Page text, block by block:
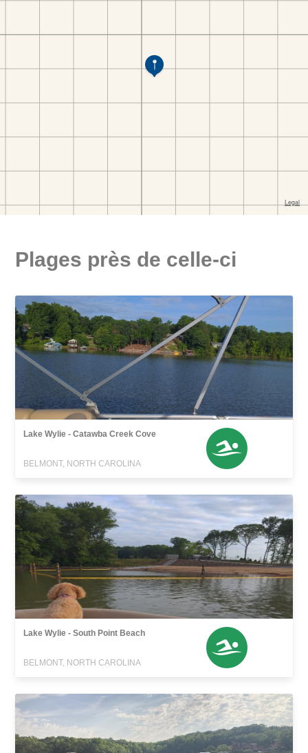
Plages près de celle-ci
Lake Wylie - Catawba Creek Cove
BELMONT, NORTH CAROLINA
Lake Wylie - South Point Beach
BELMONT, NORTH CAROLINA